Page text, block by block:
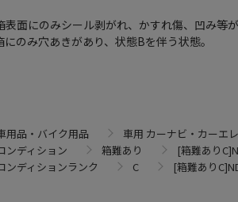
表面にのみシール剥がれ、かすれ傷、凹み等が
のみ穴あきがあり、状態Bを伴う状態。
用品・バイク用品 車用 カーナビ・カーエ
ンディション 箱難あり
[箱難あり
ンディションランク C [箱難あり